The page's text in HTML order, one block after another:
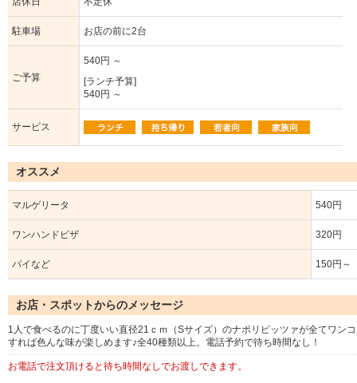
駐車場 お店の前に2台
ご予算
540円 ～
[ランチ予算]
540円 ～
サービス
オススメ
マルゲリータ 540円
ワンハンドピザ 320円
パイなど 150円～
お店・スポットからのメッセージ
1人で食べるのに丁度いい直径21ｃｍ（Sサイズ）のナポリピッツァが全てワン
すれば色んな味が楽しめます♪全40種類以上。電話予約で待ち時間なし！
お電話で注文頂けると待ち時間なしでお渡しできます。